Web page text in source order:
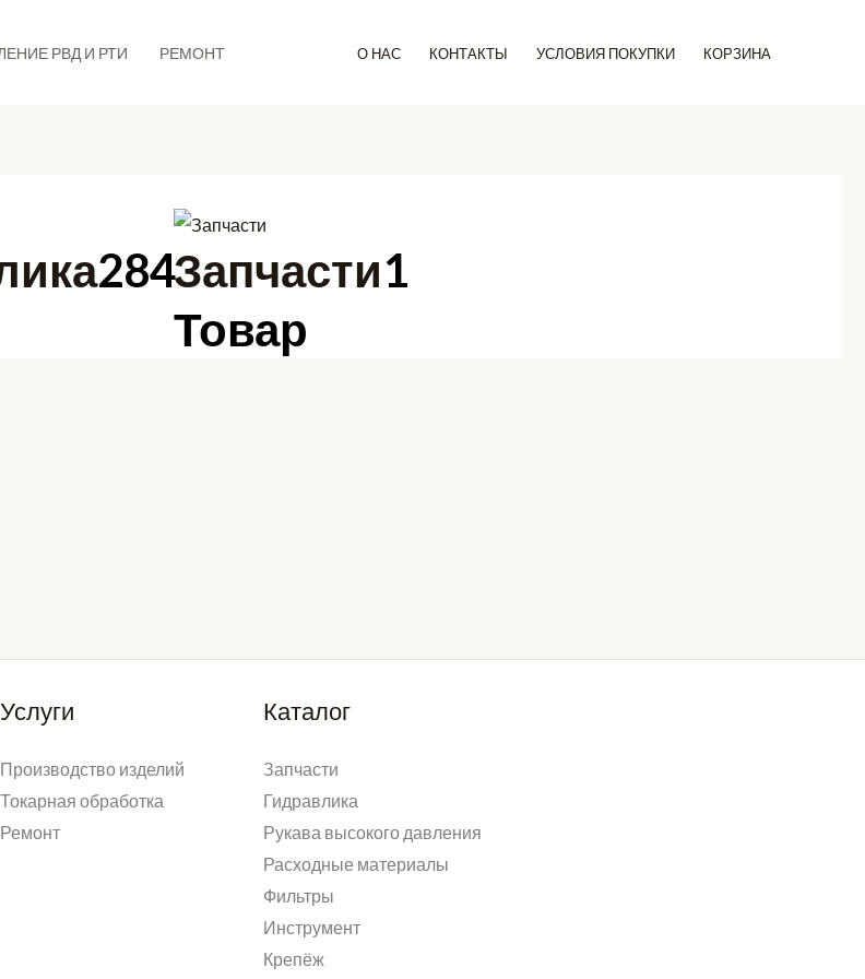
РВД И РТИ РЕМОНТ О НАС КОНТАКТЫ УСЛОВИЯ ПОКУПКИ КОРЗИНА
284Запчасти1
Товар
Услуги
Производство изделий
Токарная обработка
Ремонт
Каталог
Запчасти
Гидравлика
Рукава высокого давления
Расходные материалы
Фильтры
Инструмент
Крепёж